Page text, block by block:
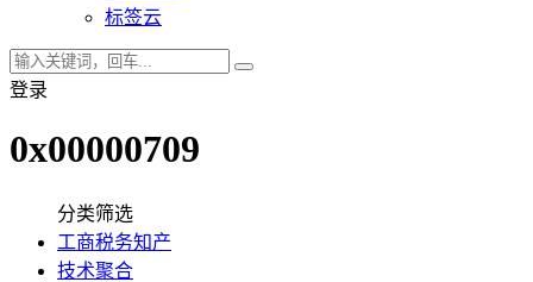
标签云
登录
0x00000709
分类筛选
工商税务知产
技术聚合